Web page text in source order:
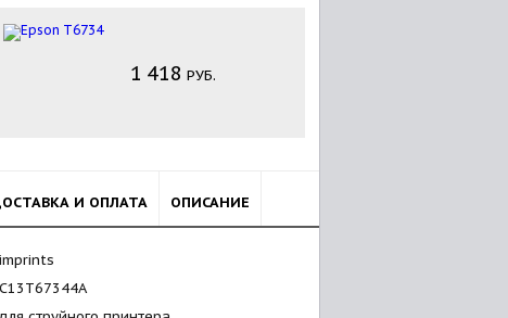
1 418 РУБ.
И ОПЛАТА ОПИСАНИЕ
imprints
C13T67344A